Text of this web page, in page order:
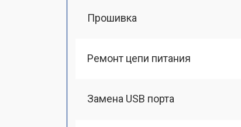
Прошивка
Ремонт цепи питания
Замена USB порта